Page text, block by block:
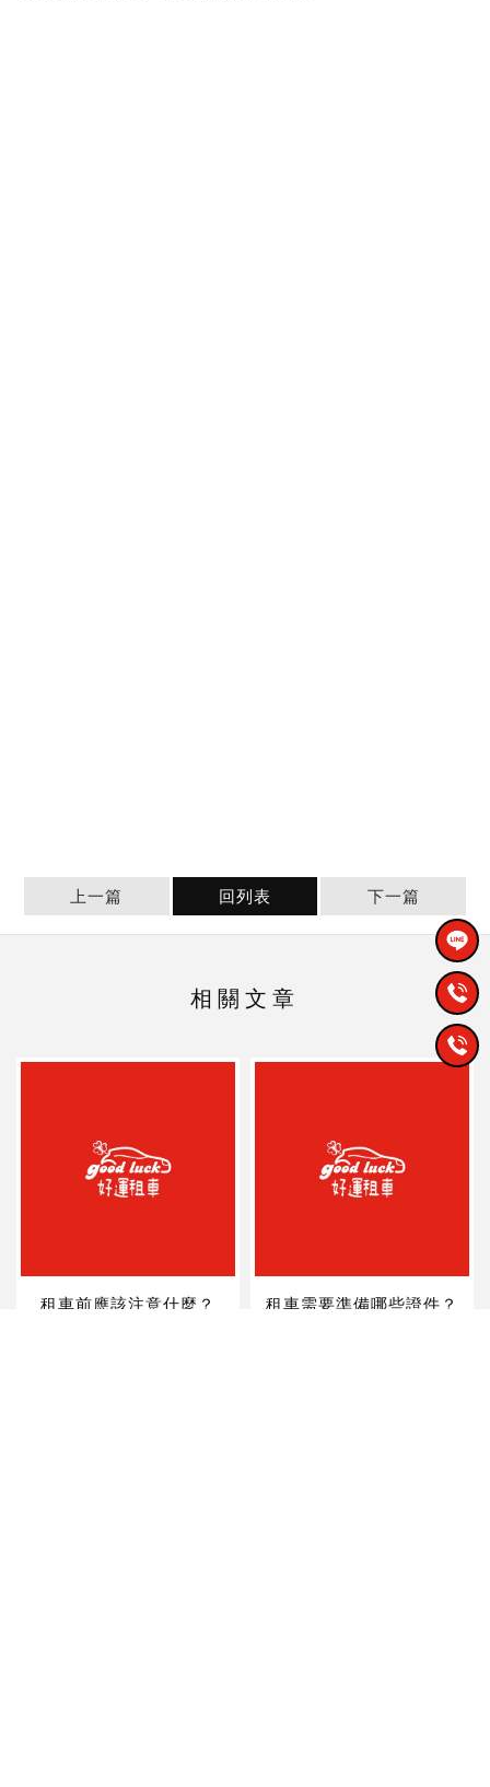
上一篇 回列表 下一篇
租車前應該注意什麼？ 租車需要準備哪些證件？